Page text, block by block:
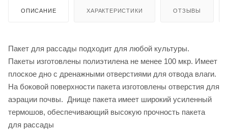
ОПИСАНИЕ ХАРАКТЕРИСТИКИ ОТЗЫВЫ
Пакет для рассады подходит для любой культуры.
Пакеты изготовлены полиэтилена не менее 100 мкр. Имеет
плоское дно с дренажными отверстиями для отвода влаги.
На боковой поверхности пакета изготовлены отверстия для
аэрации почвы. Днище пакета имеет широкий усиленный
термошов, обеспечивающий высокую прочность пакета
для рассады